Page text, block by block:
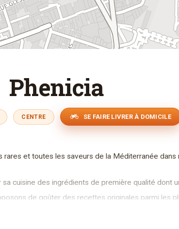
Phenicia
CENTRE SE FAIRE LIVRER À DOMICILE
rares et toutes les saveurs de la Méditerranée
sa cuisine des ingrédients de première qualité dont
de goûter des recettes originales parmi les